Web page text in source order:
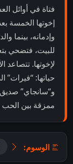
فتاة في أوائل
إخوتها الخمسة
وإدمانه، بينما
للبيت، فتضحي
لإخوتها.
حياتها: “فيرات”
و“سانجاي”
ممزقة بين الحب
الوسوم: